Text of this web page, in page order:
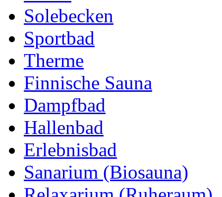
Solebecken
Sportbad
Therme
Finnische Sauna
Dampfbad
Hallenbad
Erlebnisbad
Sanarium (Biosauna)